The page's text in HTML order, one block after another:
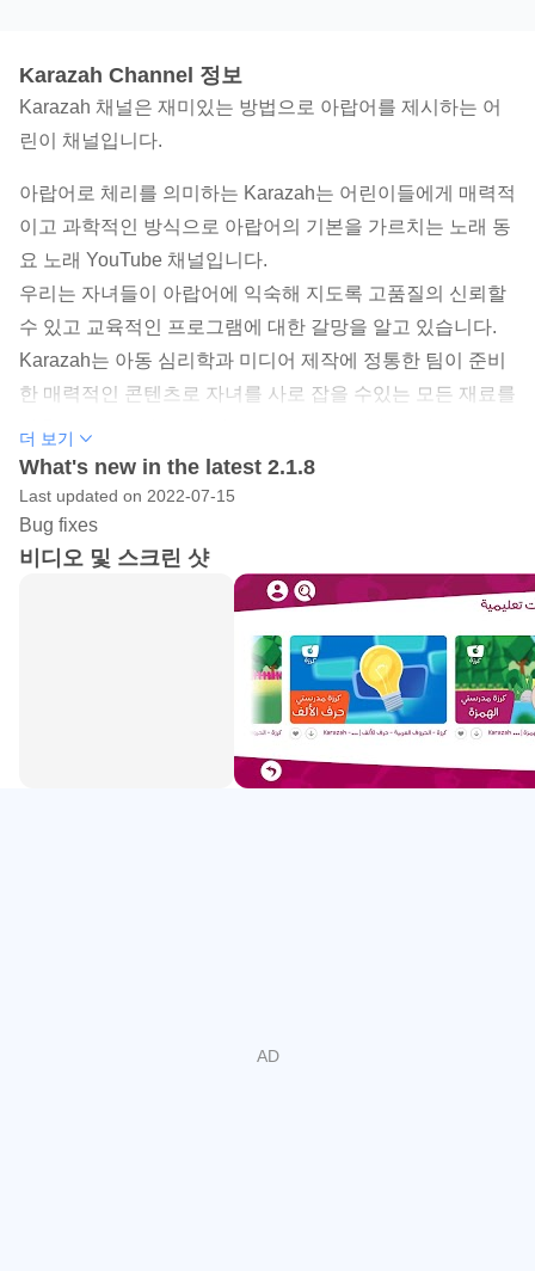
Karazah Channel 정보
Karazah 채널은 재미있는 방법으로 아랍어를 제시하는 어
린이 채널입니다.
아랍어로 체리를 의미하는 Karazah는 어린이들에게 매력적
이고 과학적인 방식으로 아랍어의 기본을 가르치는 노래 동
요 노래 YouTube 채널입니다.
우리는 자녀들이 아랍어에 익숙해 지도록 고품질의 신뢰할
수 있고 교육적인 프로그램에 대한 갈망을 알고 있습니다.
Karazah는 아동 심리학과 미디어 제작에 정통한 팀이 준비
한 매력적인 콘텐츠로 자녀를 사로 잡을 수있는 모든 재료를
갖추고 있습니다. 또한 자녀의 채널에 따라 불쾌감을주는 콘
텐츠를 생성하는 YouTube 채널에 중독되지 않도록 할 수 있
습니다.
오늘날 세계, 특히 선진국에서는 어린이들이 YouTube에 많
이 노출됩니다. 아이들이 자신이 좋아하는 프로그램과 채널
을 얼마나 빨리 찾는 지 모든 부모에게 당황 스럽습니다.
최대한 활용하여 아랍어의 매혹적인 모습을 보여줍니다.
Karazah는 전 세계 5 개국 (미국, 프랑스, ​​터키, 아랍 에미리
트 연합 및 카타르)의 미디어 및 어린이 교육 전문가 팀에 의
해 어린이 중심 비디오 채널 분야의 새로운 길을 개척 할 것
중요성을 이해합니다. Karazah에서 일하면 자녀에게 보여
더 보기
What's new in the latest 2.1.8
Last updated on 2022-07-15
Bug fixes
비디오 및 스크린 샷